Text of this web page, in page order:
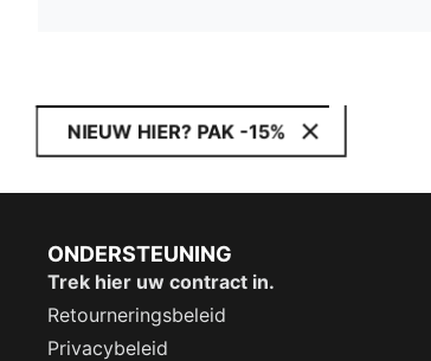
NIEUW HIER? PAK -15%
ONDERSTEUNING
Trek hier uw contract in.
Retourneringsbeleid
Privacybeleid